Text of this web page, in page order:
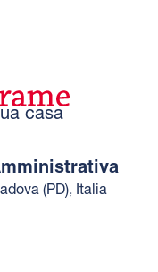
casa
(PD), Italia